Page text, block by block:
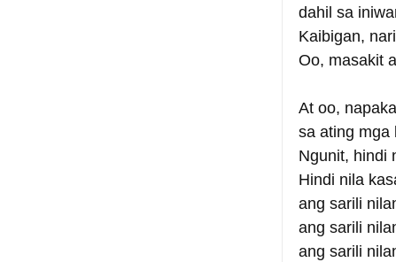
dahil sa
Kaibigan,
Oo, masakit
At oo,
sa ating mga
Ngunit, hindi
Hindi nila
ang sarili
ang sarili
ang sarili